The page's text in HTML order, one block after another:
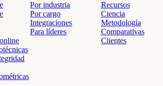
Por industria
Por cargo
Integraciones
Para líderes
Recursos
Ciencia
Metodología
Comparativas
Clientes